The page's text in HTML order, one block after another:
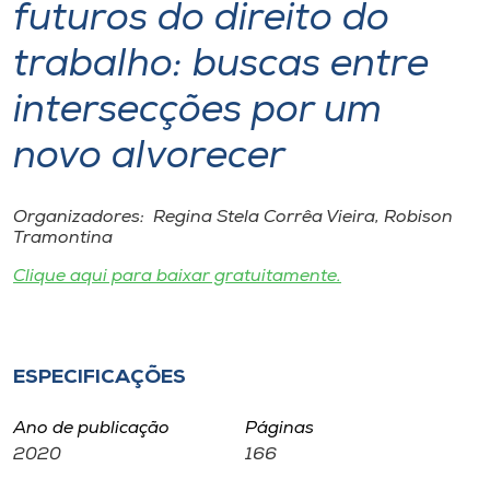
Biblioteca
Editora
Rádio
Museu
Unoesc
Selecione
futuros do direito do
trabalho: buscas entre
intersecções por um
novo alvorecer
Organizadores: Regina Stela Corrêa Vieira, Robison
Tramontina
Clique aqui para baixar gratuitamente.
ESPECIFICAÇÕES
Ano de publicação
2020
Páginas
166